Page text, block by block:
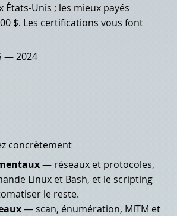
concrètement
— réseaux et protocoles,
Linux et Bash, et le scripting
le reste.
— scan, énumération, MiTM et
Unis ; les mieux payés
$. Les certifications vous font
— 2024